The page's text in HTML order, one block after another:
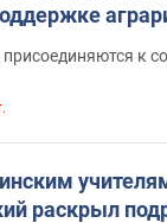
к
раскрыл